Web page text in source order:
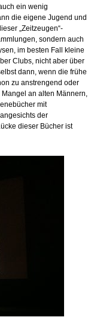
ein wenig
die eigene Jugend und
„Zeitzeugen“-
sondern auch
im besten Fall kleine
Clubs, nicht aber über
dann, wenn die frühe
zu anstrengend oder
an alten Männern,
mit
der
dieser Bücher ist